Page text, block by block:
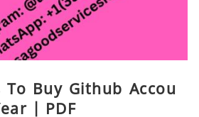
To Buy Github Accou
| PDF